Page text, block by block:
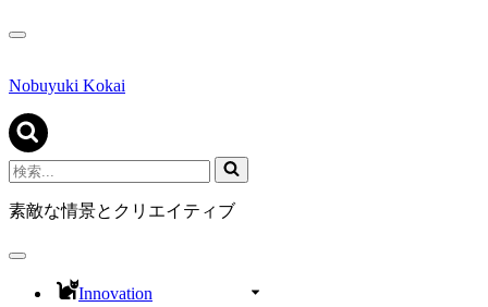
ナ
ゲ
シ
ョ
ン
メ
ニ
ュ
Nobuyuki Kokai
検
索...
素敵な情景とクリエイティブ
ナ
Innovation